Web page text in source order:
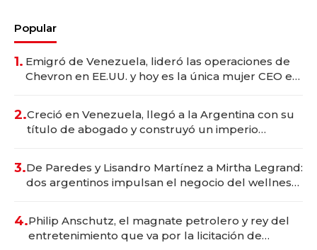
Popular
1. Emigró de Venezuela, lideró las operaciones de
Chevron en EE.UU. y hoy es la única mujer CEO en
2.Creció en Venezuela, llegó a la Argentina con su
título de abogado y construyó un imperio
3.De Paredes y Lisandro Martínez a Mirtha Legrand:
dos argentinos impulsan el negocio del wellness
4.Philip Anschutz, el magnate petrolero y rey del
entretenimiento que va por la licitación de